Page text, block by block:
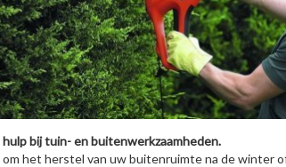
bij tuin- en buitenwerkzaamheden.
het herstel van uw buitenruimte na de winter